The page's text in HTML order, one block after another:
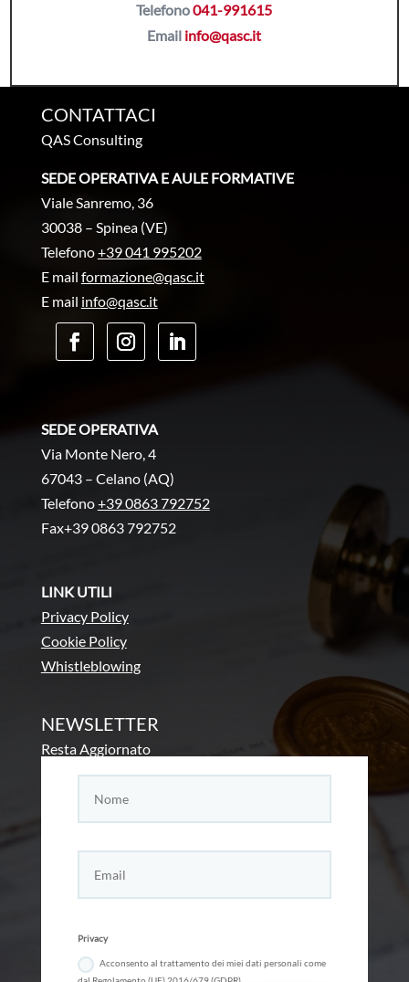
Telefono041-991615
Email info@qasc.it
CONTATTACI
QAS Consulting
SEDE OPERATIVA E AULE FORMATIVE
Viale Sanremo, 36
30038 – Spinea (VE)
Telefono+39 041 995202
E mail formazione@qasc.it
E mail info@qasc.it
SEDE OPERATIVA
Via Monte Nero, 4
67043 – Celano (AQ)
Telefono+39 0863 792752
Fax+39 0863 792752
LINK UTILI
Privacy Policy
Cookie Policy
Whistleblowing
NEWSLETTER
Resta Aggiornato
Privacy
Acconsento al trattamento dei miei dati personali come